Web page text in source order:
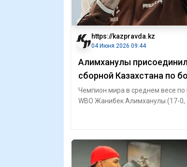
https://kazpravda.kz
04 Июня 2026 09:44
Алимханулы
сборной Казахстана по
Чемпион мира в среднем весе по
WBO Жанибек Алимханулы (17-0,